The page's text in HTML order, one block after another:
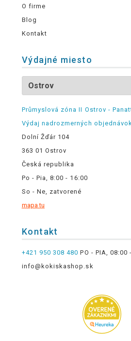
O firme
Blog
Kontakt
Výdajné miesto
Průmyslová zóna II Ostrov -
Výdaj nadrozmerných objednávok
Dolní Žďár 104
363 01 Ostrov
Česká republika
Po - Pia, 8:00 - 16:00
So - Ne, zatvorené
mapa tu
Kontakt
+421 950 308 480 PO - PIA, 08:00
info@kokiskashop.sk